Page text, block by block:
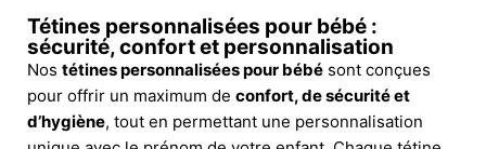
Tétines personnalisées pour bébé :
sécurité, confort et personnalisation
Nos tétines personnalisées pour bébé sont conçues
pour offrir un maximum de confort, de sécurité et
d’hygiène, tout en permettant une personnalisation